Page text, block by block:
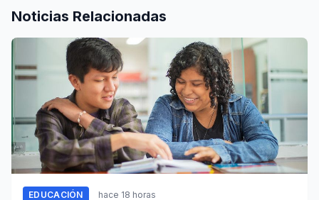
Noticias Relacionadas
EDUCACIÓN hace 18 horas